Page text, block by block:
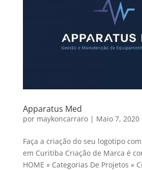
Apparatus Med
por maykoncarraro| Maio 7, 2020
Faça a criação do seu logotipo
em Curitiba Criação de Marca é
HOME » Categorias De Projetos »